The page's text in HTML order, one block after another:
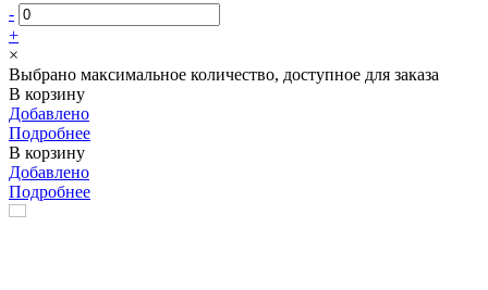
-
+
×
Выбрано максимальное количество, доступное для заказа
В корзину
Добавлено
Подробнее
В корзину
Добавлено
Подробнее